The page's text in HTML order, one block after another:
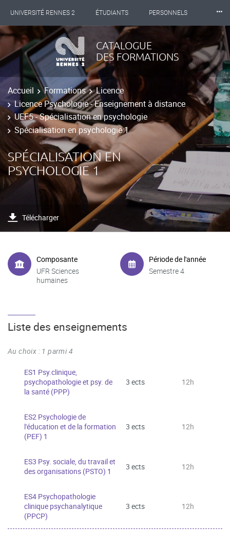
UNIVERSITÉ RENNES 2 ÉTUDIANTS PERSONNELS
INTERNATIONAL PROFESSIONNELS BIBLIOTHÈQUES
LES NOUVELLES DE RENNES 2
⸱⸱⸱
CATALOGUE
DES FORMATIONS
Accueil Formations
Licence
Licence Psychologie - Enseignement à distance
UEF5 - Spécialisation en psychologie
Spécialisation en psychologie 1
SPÉCIALISATION EN
PSYCHOLOGIE 1
Télécharger
Composante
UFR Sciences
humaines
Période de l'année
Semestre 4
Liste des enseignements
Au choix : 1 parmi 4
ES1 Psy.clinique,
psychopathologie et psy. de
la santé (PPP)
3 ects 12h
ES2 Psychologie de
l'éducation et de la formation
(PEF) 1
3 ects 12h
ES3 Psy. sociale, du travail et
des organisations (PSTO) 1
3 ects 12h
ES4 Psychopathologie
clinique psychanalytique
(PPCP)
3 ects 12h